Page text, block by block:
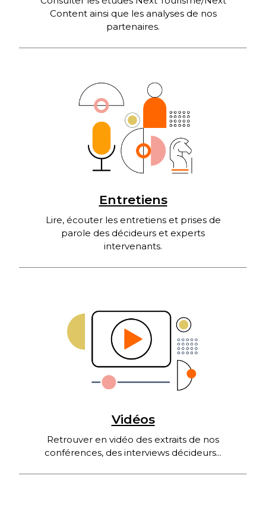
Content ainsi que les analyses de nos
partenaires.
Entretiens
Lire, écouter les entretiens et prises de
parole des décideurs et experts
intervenants.
Vidéos
Retrouver en vidéo des extraits de nos
conférences, des interviews décideurs...